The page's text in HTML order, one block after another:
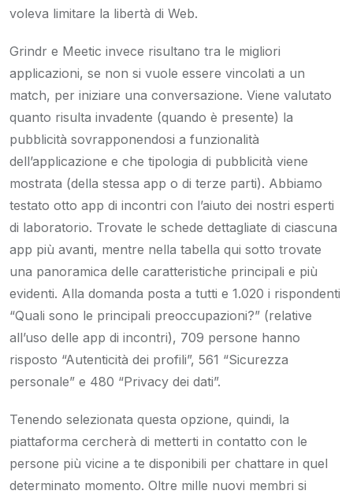
voleva limitare la libertà di Web.
Grindr e Meetic invece risultano tra le migliori
applicazioni, se non si vuole essere vincolati a un
match, per iniziare una conversazione. Viene valutato
quanto risulta invadente (quando è presente) la
pubblicità sovrapponendosi a funzionalità
dell’applicazione e che tipologia di pubblicità viene
mostrata (della stessa app o di terze parti). Abbiamo
testato otto app di incontri con l’aiuto dei nostri esperti
di laboratorio. Trovate le schede dettagliate di ciascuna
app più avanti, mentre nella tabella qui sotto trovate
una panoramica delle caratteristiche principali e più
evidenti. Alla domanda posta a tutti e 1.020 i rispondenti
“Quali sono le principali preoccupazioni?” (relative
all’uso delle app di incontri), 709 persone hanno
risposto “Autenticità dei profili”, 561 “Sicurezza
personale” e 480 “Privacy dei dati”.
Tenendo selezionata questa opzione, quindi, la
piattaforma cercherà di metterti in contatto con le
persone più vicine a te disponibili per chattare in quel
determinato momento. Oltre mille nuovi membri si